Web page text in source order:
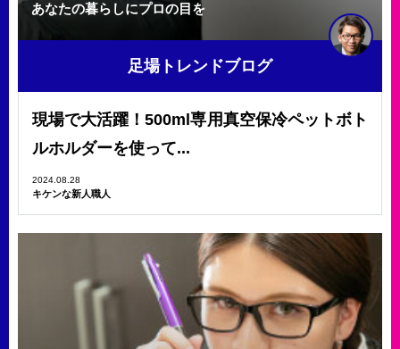
あなたの暮らしにプロの目を
足場トレンドブログ
現場で大活躍！500ml専用真空保冷ペットボト
ルホルダーを使って...
2024.08.28
キケンな新人職人